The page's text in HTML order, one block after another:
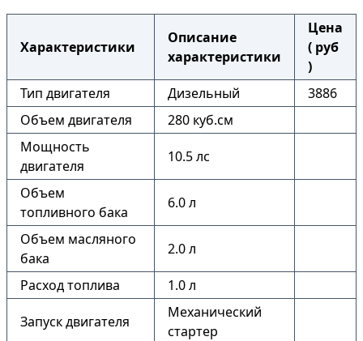
Характеристики
Описание
характеристики
Цена
( руб
)
Тип двигателя
Дизельный
3886
Объем двигателя
280 куб.см
Мощность
двигателя
10.5 лс
Объем
топливного бака
6.0 л
Объем масляного
бака
2.0 л
Расход топлива 1.0 л
Запуск двигателя
Механический
стартер